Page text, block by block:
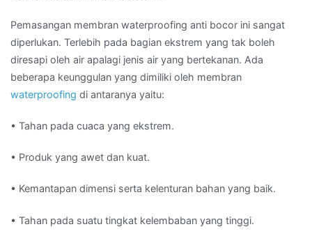
Pemasangan membran waterproofing anti bocor ini sangat
diperlukan. Terlebih pada bagian ekstrem yang tak boleh
diresapi oleh air apalagi jenis air yang bertekanan. Ada
beberapa keunggulan yang dimiliki oleh membran
waterproofing di antaranya yaitu:
• Tahan pada cuaca yang ekstrem.
• Produk yang awet dan kuat.
• Kemantapan dimensi serta kelenturan bahan yang baik.
• Tahan pada suatu tingkat kelembaban yang tinggi.